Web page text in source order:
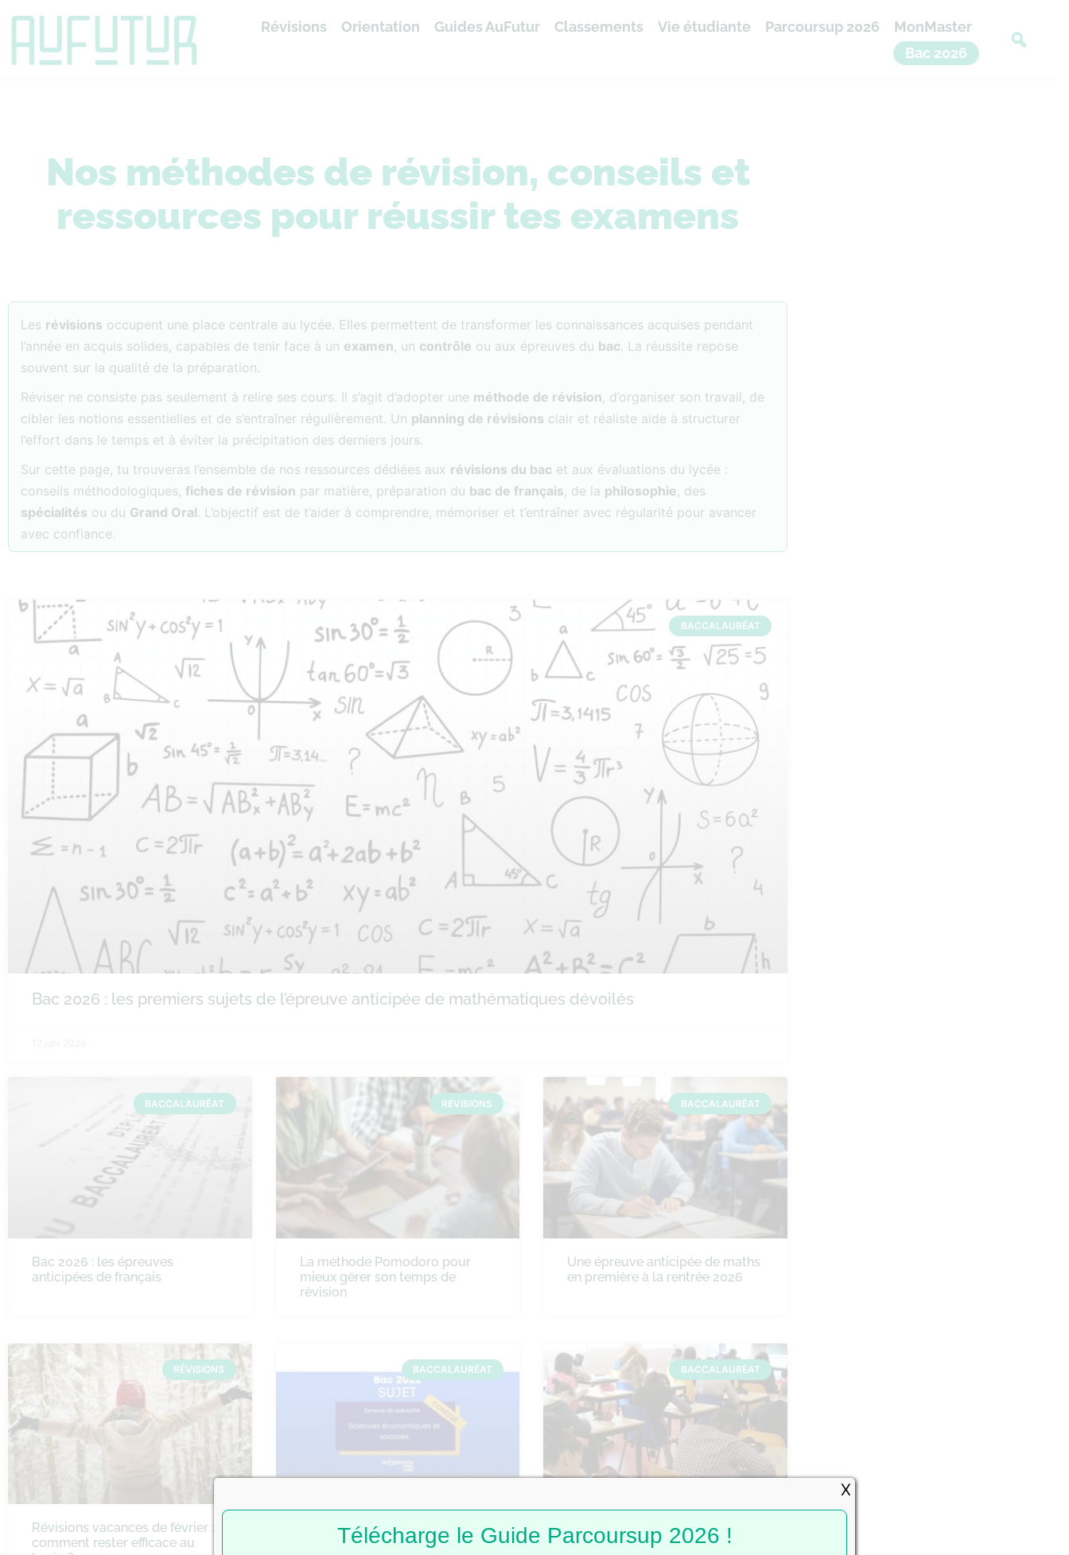
Révisions Orientation Guides AuFutur Classements Vie étudiante Parcoursup 2026
MonMaster
Bac 2026
Nos méthodes de révision, conseils et
ressources pour réussir tes examens
Les révisions occupent une place centrale au lycée. Elles permettent de transformer les connaissances acquises pendant
l’année en acquis solides, capables de tenir face à un examen, un contrôle ou aux épreuves du bac. La réussite repose
souvent sur la qualité de la préparation.
Réviser ne consiste pas seulement à relire ses cours. Il s’agit d’adopter une méthode de révision, d’organiser son travail, de
cibler les notions essentielles et de s’entraîner régulièrement. Un planning de révisions clair et réaliste aide à structurer
l’effort dans le temps et à éviter la précipitation des derniers jours.
Sur cette page, tu trouveras l’ensemble de nos ressources dédiées aux révisions du bac et aux évaluations du lycée :
conseils méthodologiques, fiches de révision par matière, préparation du bac de français, de la philosophie, des
spécialités ou du Grand Oral. L’objectif est de t’aider à comprendre, mémoriser et t’entraîner avec régularité pour avancer
avec confiance.
BACCALAURÉAT
Bac 2026 : les premiers sujets de l’épreuve anticipée de mathématiques dévoilés
BACCALAURÉAT
Bac 2026 : les épreuves
anticipées de français
RÉVISIONS
La méthode Pomodoro pour
mieux gérer son temps de
révision
BACCALAURÉAT
Une épreuve anticipée de maths
en première à la rentrée 2026
RÉVISIONS
Révisions vacances de février :
comment rester efficace au
BACCALAURÉAT
Bac 2022 : Corrigé du sujet de
BACCALAURÉAT
Bac 2026 : comment se passent
les rattrapages ?
Télécharge le Guide Parcoursup 2026 !
X